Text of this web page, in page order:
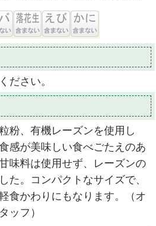
ださい。
粉、有機レーズンを使用し
感が美味しい食べごたえのあ
味料は使用せず、レーズンの
た。コンパクトなサイズで、
食かわりにもなります。（オ
ッフ）